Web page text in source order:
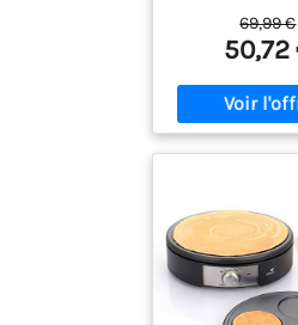
69,99 €
50,72